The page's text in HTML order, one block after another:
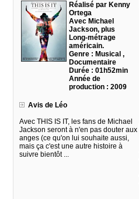
Réalisé par Kenny
Ortega
Avec Michael
Jackson, plus
Long-métrage
américain.
Genre : Musical ,
Documentaire
Durée : 01h52min
Année de
production : 2009
Avis de Léo
Avec THIS IS IT, les fans de Michael
Jackson seront à n'en pas douter aux
anges (ce qu'on lui souhaite aussi,
mais ça c'est une autre histoire à
suivre bientôt ...